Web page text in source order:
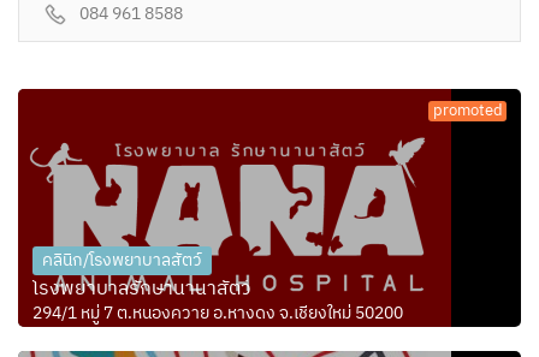
084 961 8588
promoted
คลินิก/โรงพยาบาลสัตว์
โรงพยาบาลรักษานานาสัตว์
294/1 หมู่ 7 ต.หนองควาย อ.หางดง จ.เชียงใหม่ 50200